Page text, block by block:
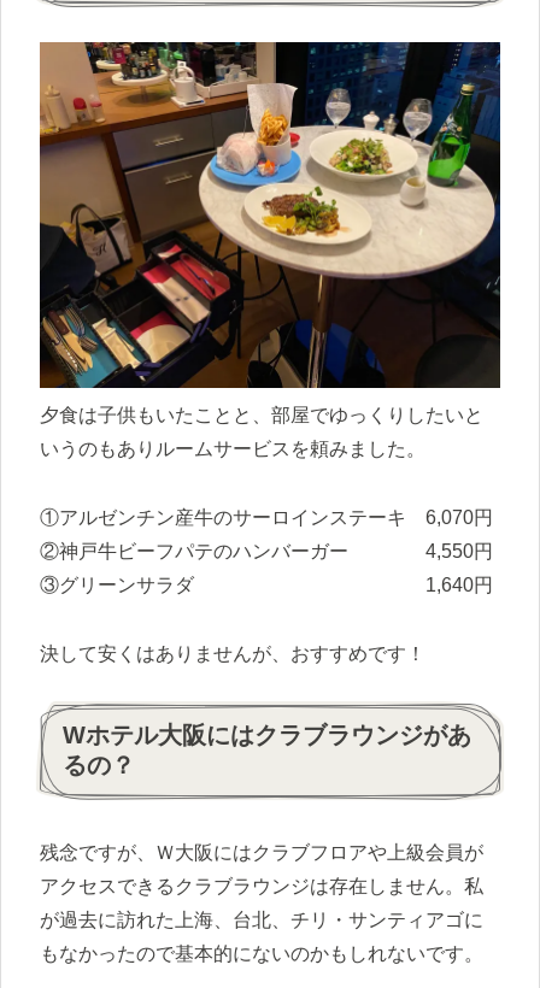
夕食は子供もいたことと、部屋でゆっくりしたいと
いうのもありルームサービスを頼みました。
①アルゼンチン産牛のサーロインステーキ 6,070円
②神戸牛ビーフパテのハンバーガー 4,550円
③グリーンサラダ 1,640円
決して安くはありませんが、おすすめです！
Wホテル大阪にはクラブラウンジがあ
るの？
残念ですが、Ｗ大阪にはクラブフロアや上級会員が
アクセスできるクラブラウンジは存在しません。私
が過去に訪れた上海、台北、チリ・サンティアゴに
もなかったので基本的にないのかもしれないです。